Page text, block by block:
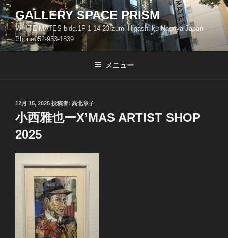
コ
ン
テ
ン
ツ
GALLERY SPACE PRISM
WHITE MATES bldg.1F 1-14-23Izumi Higashi-ku Nagoya Japan
Phone052-953-1839
メニュー
投
日:
12月 15, 2025 投稿者: 高北章子
小西雅也ーX’MAS ARTIST SHOP
2025